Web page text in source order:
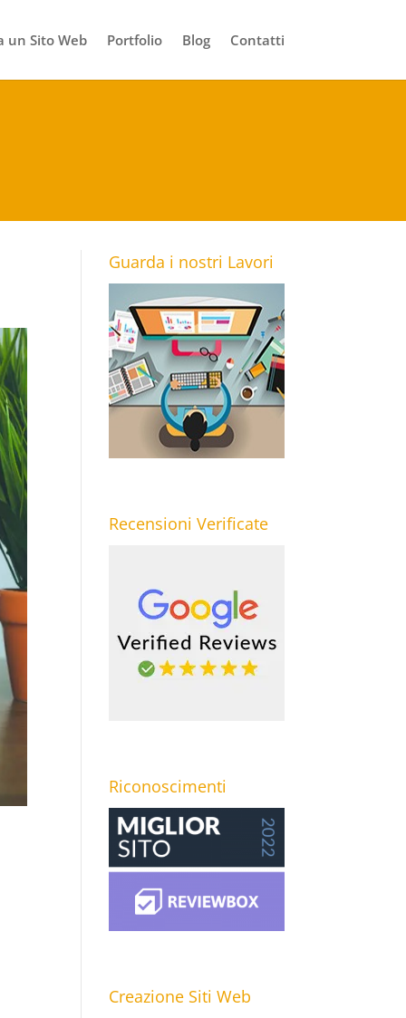
un Sito Web Portfolio Blog Contatti
Guarda i nostri Lavori
Recensioni Verificate
Riconoscimenti
Creazione Siti Web